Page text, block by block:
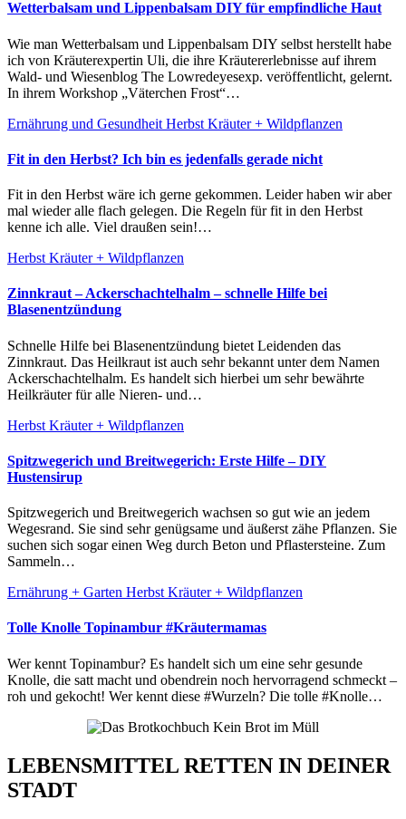
Wetterbalsam und Lippenbalsam DIY für empfindliche Haut
Wie man Wetterbalsam und Lippenbalsam DIY selbst herstellt habe
ich von Kräuterexpertin Uli, die ihre Kräutererlebnisse auf ihrem
Wald- und Wiesenblog The Lowredeyesexp. veröffentlicht, gelernt.
In ihrem Workshop „Väterchen Frost“…
Ernährung und Gesundheit Herbst Kräuter + Wildpflanzen
Fit in den Herbst? Ich bin es jedenfalls gerade nicht
Fit in den Herbst wäre ich gerne gekommen. Leider haben wir aber
mal wieder alle flach gelegen. Die Regeln für fit in den Herbst
kenne ich alle. Viel draußen sein!…
Herbst Kräuter + Wildpflanzen
Zinnkraut – Ackerschachtelhalm – schnelle Hilfe bei
Blasenentzündung
Schnelle Hilfe bei Blasenentzündung bietet Leidenden das
Zinnkraut. Das Heilkraut ist auch sehr bekannt unter dem Namen
Ackerschachtelhalm. Es handelt sich hierbei um sehr bewährte
Heilkräuter für alle Nieren- und…
Herbst Kräuter + Wildpflanzen
Spitzwegerich und Breitwegerich: Erste Hilfe – DIY
Hustensirup
Spitzwegerich und Breitwegerich wachsen so gut wie an jedem
Wegesrand. Sie sind sehr genügsame und äußerst zähe Pflanzen. Sie
suchen sich sogar einen Weg durch Beton und Pflastersteine. Zum
Sammeln…
Ernährung + Garten Herbst Kräuter + Wildpflanzen
Tolle Knolle Topinambur #Kräutermamas
Wer kennt Topinambur? Es handelt sich um eine sehr gesunde
Knolle, die satt macht und obendrein noch hervorragend schmeckt –
roh und gekocht! Wer kennt diese #Wurzeln? Die tolle #Knolle…
LEBENSMITTEL RETTEN IN DEINER
STADT